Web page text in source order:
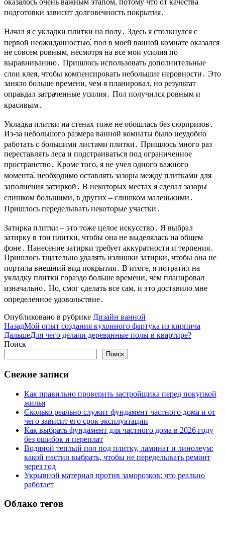
оказалось очень важным этапом, потому что от качества
подготовки зависит долговечность покрытия․
Начал я с укладки плитки на полу․ Здесь я столкнулся с
первой неожиданностью⁚ пол в моей ванной комнате оказался
не совсем ровным, несмотря на все мои усилия по
выравниванию․ Пришлось использовать дополнительные
слои клея, чтобы компенсировать небольшие неровности․ Это
заняло больше времени, чем я планировал, но результат
оправдал затраченные усилия․ Пол получился ровным и
красивым․
Укладка плитки на стенах тоже не обошлась без сюрпризов․
Из-за небольшого размера ванной комнаты было неудобно
работать с большими листами плитки․ Пришлось много раз
переставлять леса и подстраиваться под ограниченное
пространство․ Кроме того, я не учел одного важного
момента⁚ необходимо оставлять зазоры между плитками для
заполнения затиркой․ В некоторых местах я сделал зазоры
слишком большими, в других – слишком маленькими․
Пришлось переделывать некоторые участки․
Затирка плитки – это тоже целое искусство․ Я выбрал
затирку в тон плитки, чтобы она не выделялась на общем
фоне․ Нанесение затирки требует аккуратности и терпения․
Пришлось тщательно удалять излишки затирки, чтобы она не
портила внешний вид покрытия․ В итоге, я потратил на
укладку плитки гораздо больше времени, чем планировал
изначально․ Но, смог сделать все сам, и это доставило мне
определенное удовольствие․
Опубликовано в рубрике Дизайн ванной
НазадМой опыт создания кухонного фартука из кирпича
ДальшеДля чего делали деревянные полы в квартире?
Поиск
Поиск
Свежие записи
Как правильно проверить застройщика перед покупкой
жилья
Сколько реально служит фундамент частного дома и от
чего зависит его срок эксплуатации
Как выбрать фундамент для частного дома в 2026 году
без ошибок и переплат
Водяной теплый пол под плитку, ламинат и линолеум:
какой настил выбрать, чтобы не переделывать ремонт
через год
Укрывной материал против заморозков: что реально
работает
Облако тегов